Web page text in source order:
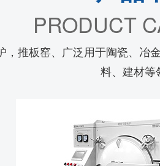
PRODUCT
推板窑、广泛用于陶瓷、
料、建材等